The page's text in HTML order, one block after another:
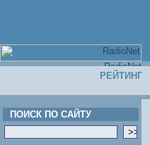
РЕЙТИНГ
ПОИСК ПО САЙТУ